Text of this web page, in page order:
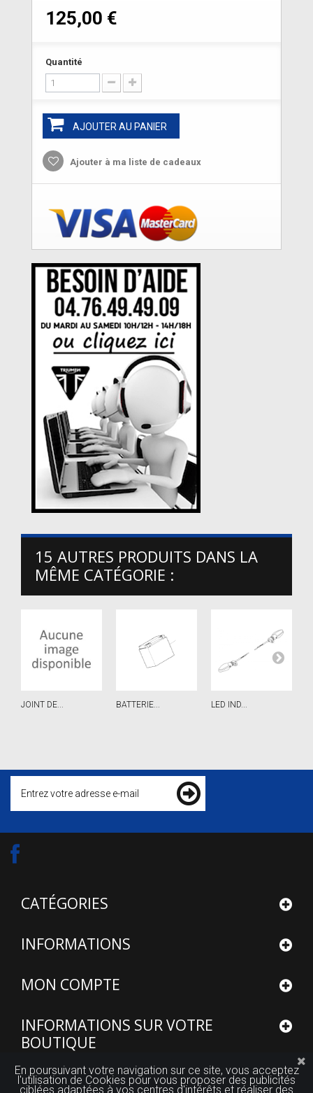
125,00 €
Quantité
AJOUTER AU PANIER
Ajouter à ma liste de cadeaux
15 AUTRES PRODUITS DANS LA
MÊME CATÉGORIE :
JOINT DE... BATTERIE... LED IND...
CATÉGORIES
INFORMATIONS
MON COMPTE
INFORMATIONS SUR VOTRE
BOUTIQUE
En poursuivant votre navigation sur ce site, vous acceptez
l'utilisation de Cookies pour vous proposer des publicités
ciblées adaptées à vos centres d'intérêts et réaliser des